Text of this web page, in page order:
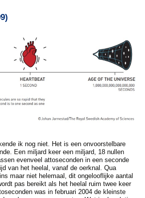
ik nog niet. Het is een onvoorstelbare
Een miljard keer een miljard, 18 nullen
evenveel attoseconden in een seconde
van het heelal, vanaf de oerknal. Qua
maar niet helemaal, dit ongelooflijke aantal
pas bereikt als het heelal ruim twee keer
was in februari 2004 de kleinste